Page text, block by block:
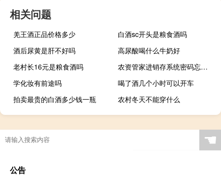
相关问题
羌王酒正品价格多少
白酒sc开头是粮食酒吗
酒后尿黄是肝不好吗
高尿酸喝什么牛奶好
老村长16元是粮食酒吗
农资管家进销存系统密码忘记（农资管家进销存系统）
学化妆有前途吗
喝了酒几个小时可以开车
拍卖最贵的白酒多少钱一瓶
农村冬天不能穿什么
☚
公告